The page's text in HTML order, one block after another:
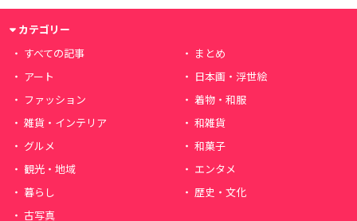
カテゴリー
すべての記事
まとめ
アート
日本画・浮世絵
ファッション
着物・和服
雑貨・インテリア
和雑貨
グルメ
和菓子
観光・地域
エンタメ
暮らし
歴史・文化
古写真